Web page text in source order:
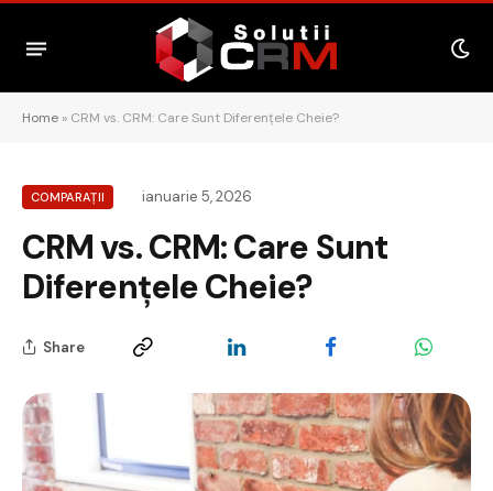
Home » CRM vs. CRM: Care Sunt Diferențele Cheie?
COMPARAȚII ianuarie 5, 2026
CRM vs. CRM: Care Sunt
Diferențele Cheie?
Share